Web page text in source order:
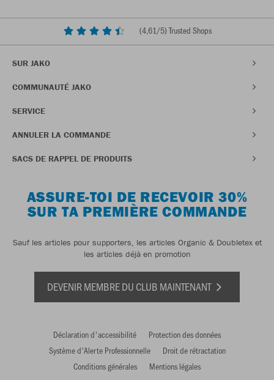
(4,61/5) Trusted Shops
SUR JAKO
COMMUNAUTÉ JAKO
SERVICE
ANNULER LA COMMANDE
SACS DE RAPPEL DE PRODUITS
ASSURE-TOI DE RECEVOIR 30%
SUR TA PREMIÈRE COMMANDE
Sauf les articles pour supporters, les articles Organic & Doubletex et
les articles déjà en promotion
DEVENIR MEMBRE DU CLUB MAINTENANT
Déclaration d'accessibilité
Protection des données
Système d'Alerte Professionnelle
Droit de rétractation
Conditions générales
Mentions légales